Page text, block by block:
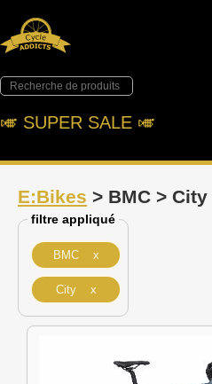
🎺︎ SUPER SALE 🎺︎
E:Bikes > BMC > City
filtre appliqué
BMC x
City x